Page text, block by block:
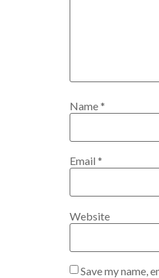
Name*
Email *
Website
Save my name,